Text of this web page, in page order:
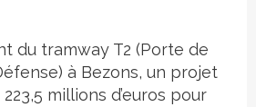
du tramway T2 (Porte de
à Bezons, un projet
millions d’euros pour